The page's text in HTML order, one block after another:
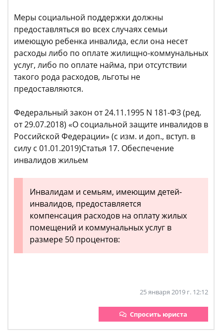
Меры социальной поддержки должны
предоставляться во всех случаях семьи
имеющую ребенка инвалида, если она несет
расходы либо по оплате жилищно-коммунальных
услуг, либо по оплате найма, при отсутствии
такого рода расходов, льготы не
предоставляются.
Федеральный закон от 24.11.1995 N 181-ФЗ (ред.
от 29.07.2018) «О социальной защите инвалидов в
Российской Федерации» (с изм. и доп., вступ. в
силу с 01.01.2019)Статья 17. Обеспечение
инвалидов жильем
Инвалидам и семьям, имеющим детей-
инвалидов, предоставляется
компенсация расходов на оплату жилых
помещений и коммунальных услуг в
размере 50 процентов:
25 января 2019 г. 12:12
Спросить юриста